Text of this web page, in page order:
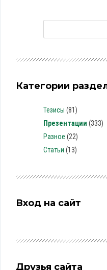
Категории
Тезисы (81)
Презентации (333)
Разное (22)
Статьи (13)
Вход на сайт
Друзья сайта